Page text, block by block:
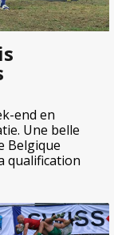
end en
Une belle
Belgique
qualification